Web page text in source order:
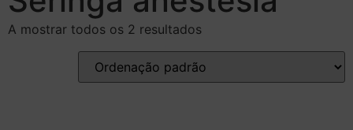
A mostrar todos os 2 resultados